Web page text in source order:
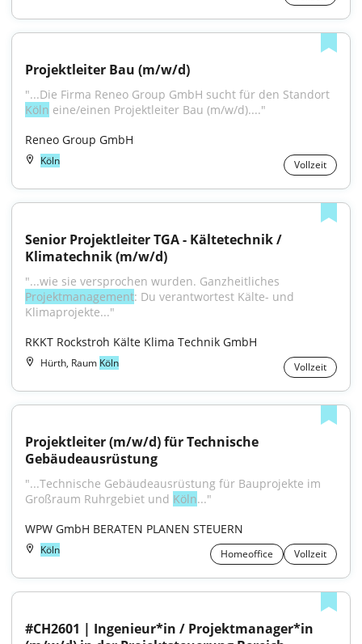
Projektleiter Bau (m/w/d)
Köln eine/einen Projektleiter Bau (m/w/d)...."
Reneo Group GmbH
Köln Vollzeit
Senior Projektleiter TGA - Kältetechnik /
Klimatechnik (m/w/d)
Projektmanagement: Du verantwortest Kälte- und
Klimaprojekte..."
RKKT Rockstroh Kälte Klima Technik GmbH
Hürth, Raum Köln Vollzeit
Projektleiter (m/w/d) für Technische
Gebäudeausrüstung
"...Technische Gebäudeausrüstung für Bauprojekte im
Großraum Ruhrgebiet und Köln..."
WPW GmbH BERATEN PLANEN STEUERN
Köln Homeoffice Vollzeit
#CH2601 | Ingenieur*in / Projektmanager*in